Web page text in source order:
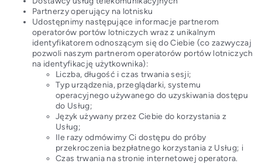
Partnerzy operujący na lotnisku
Udostępnimy następujące informacje partnerom
operatorów portów lotniczych wraz z unikalnym
identyfikatorem odnoszącym się do Ciebie (co zazwyczaj
pozwoli naszym partnerom operatorów portów lotniczych
na identyfikację użytkownika):
Liczba, długość i czas trwania sesji;
Typ urządzenia, przeglądarki, systemu
operacyjnego używanego do uzyskiwania dostępu
do Usług;
Język używany przez Ciebie do korzystania z
Usług;
Ile razy odmówimy Ci dostępu do próby
przekroczenia bezpłatnego korzystania z Usług; i
Czas trwania na stronie internetowej operatora.